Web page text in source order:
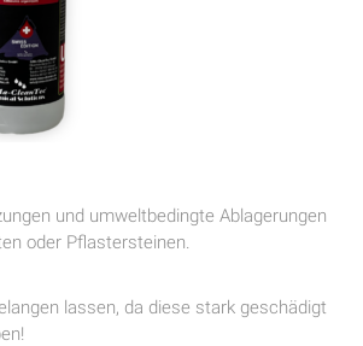
und umweltbedingte Ablagerungen
oder Pflastersteinen.
lassen, da diese stark geschädigt